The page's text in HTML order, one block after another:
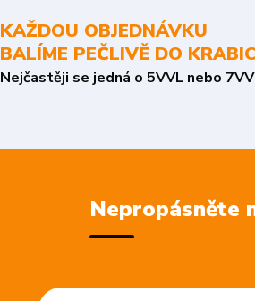
KAŽDOU OBJEDNÁVKU
BALÍME PEČLIVĚ DO
Nejčastěji se jedná o 5VVL nebo
Nepropásněte